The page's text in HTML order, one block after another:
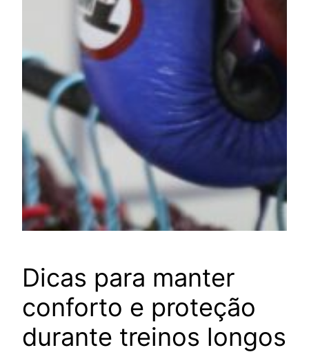
Dicas para manter
conforto e proteção
durante treinos longos